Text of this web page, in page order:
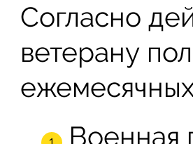
Согласно
ветерану
Военная